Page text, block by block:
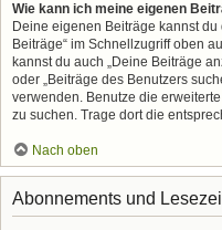
Wie kann ich meine eigenen
Deine eigenen Beiträge kannst
Beiträge“ im Schnellzugriff oben
kannst du auch „Deine Beiträge
oder „Beiträge des Benutzers
verwenden. Benutze die
zu suchen. Trage dort die
Nach oben
Abonnements und